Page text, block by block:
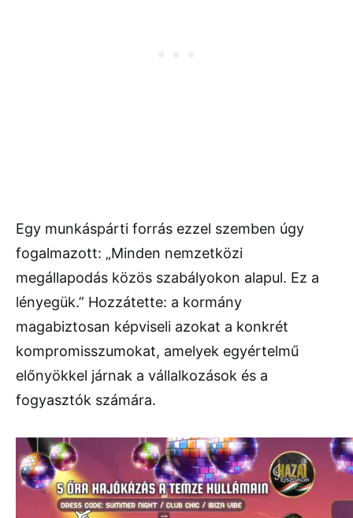
Egy munkáspárti forrás ezzel szemben úgy
fogalmazott: „Minden nemzetközi
megállapodás közös szabályokon alapul. Ez a
lényegük.” Hozzátette: a kormány
magabiztosan képviseli azokat a konkrét
kompromisszumokat, amelyek egyértelmű
előnyökkel járnak a vállalkozások és a
fogyasztók számára.